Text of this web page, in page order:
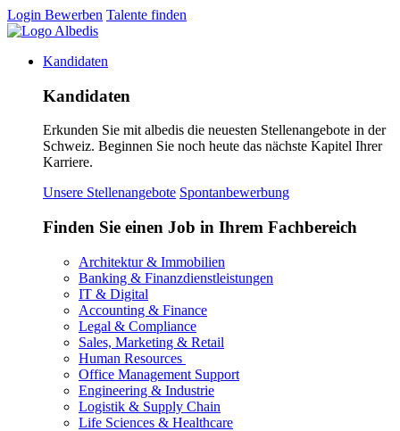
Login Bewerben Talente finden
Kandidaten
Kandidaten
Erkunden Sie mit albedis die neuesten Stellenangebote in der
Schweiz. Beginnen Sie noch heute das nächste Kapitel Ihrer
Karriere.
Unsere Stellenangebote Spontanbewerbung
Finden Sie einen Job in Ihrem Fachbereich
Architektur & Immobilien
Banking & Finanzdienstleistungen
IT & Digital
Accounting & Finance
Legal & Compliance
Sales, Marketing & Retail
Human Resources
Office Management Support
Engineering & Industrie
Logistik & Supply Chain
Life Sciences & Healthcare